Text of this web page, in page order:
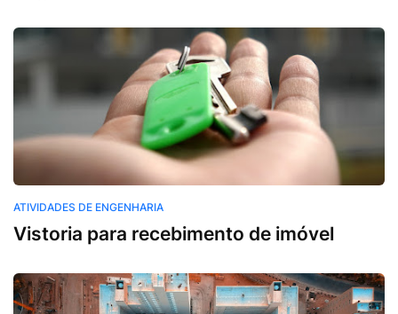
ATIVIDADES DE ENGENHARIA
Vistoria para recebimento de imóvel